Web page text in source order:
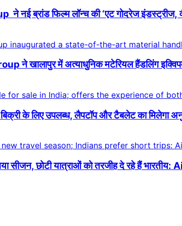
ब्रांड फिल्म लॉन्च की ‘एट गोदरेज इंडस्ट्रीज,
खालापुर में अत्याधुनिक मटेरियल हैंडलिंग
के लिए उपलब्ध, लैपटॉप और टैबलेट का मिलेगा
सीजन, छोटी यात्राओं को तरजीह दे रहे हैं भारतीय: